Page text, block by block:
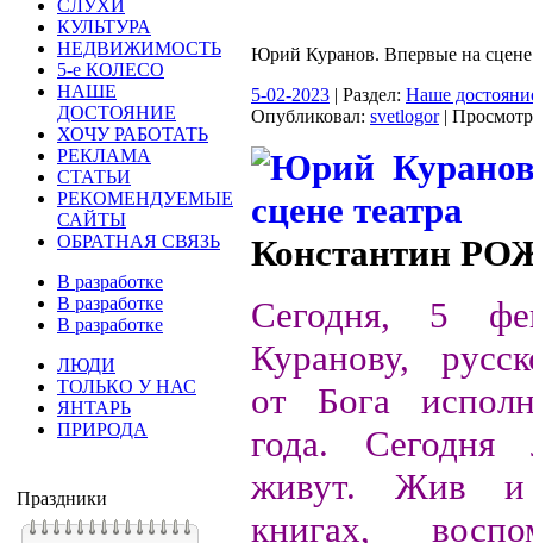
СЛУХИ
КУЛЬТУРА
НЕДВИЖИМОСТЬ
5-е КОЛЕСО
НАШЕ
ДОСТОЯНИЕ
ХОЧУ РАБОТАТЬ
РЕКЛАМА
СТАТЬИ
РЕКОМЕНДУЕМЫЕ
САЙТЫ
ОБРАТНАЯ СВЯЗЬ
В разработке
В разработке
В разработке
ЛЮДИ
ТОЛЬКО У НАС
ЯНТАРЬ
ПРИРОДА
Праздники
Юрий Куранов. Впервые на сцене
5-02-2023 | Раздел: Наше
Опубликовал: svetlogor|
Константин
Сегодня, 5
Куранову,
от Бога
года. Сегодня
живут. Жив
книгах,